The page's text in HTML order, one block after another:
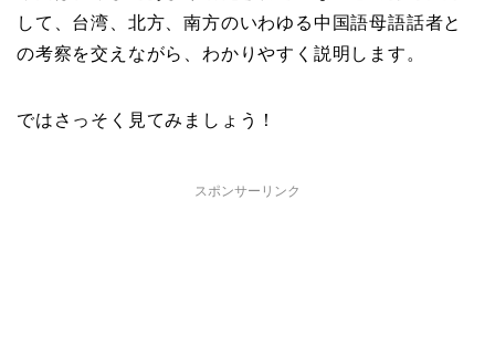
して、台湾、北方、南方のいわゆる中国語母語話者と
の考察を交えながら、わかりやすく説明します。
ではさっそく見てみましょう！
スポンサーリンク